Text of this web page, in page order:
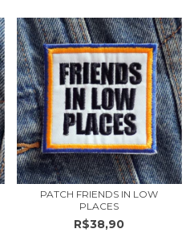
PATCH FRIENDS IN LOW
PLACES
R$38,90